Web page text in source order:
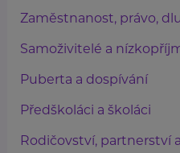
Zaměstnanost, právo,
Samoživitelé a
Puberta a dospívání
Předškoláci a školáci
Rodičovství, partnerství